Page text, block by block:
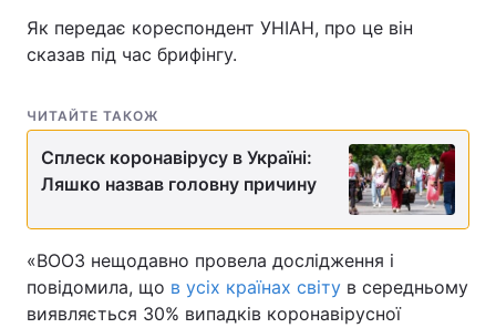
Як передає кореспондент УНІАН, про це він
сказав під час брифінгу.
ЧИТАЙТЕ ТАКОЖ
Сплеск коронавірусу в Україні:
Ляшко назвав головну причину
«ВООЗ нещодавно провела дослідження і
повідомила, що в усіх країнах світу в середньому
виявляється 30% випадків коронавірусної